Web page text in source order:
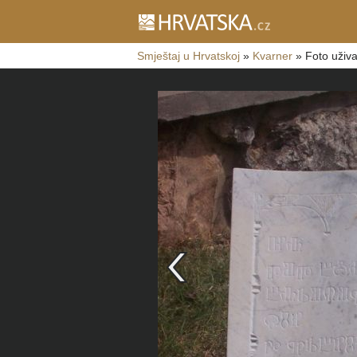
Smještaj u Hrvatskoj » Kvarner » Foto